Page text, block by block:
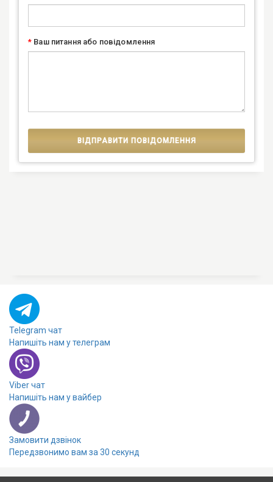
Ваш питання або повідомлення
Telegram чат
Напишіть нам у телеграм
Viber чат
Напишіть нам у вайбер
Замовити дзвінок
Передзвонимо вам за 30 секунд